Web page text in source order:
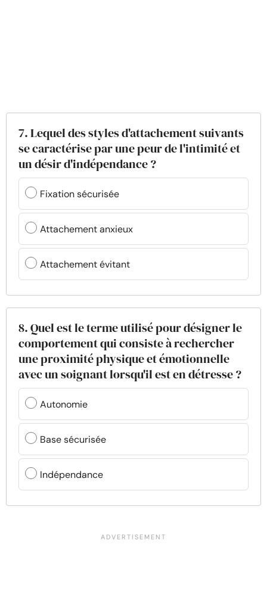
7. Lequel des styles d'attachement suivants
se caractérise par une peur de l'intimité et
un désir d'indépendance ?
Fixation sécurisée
Attachement anxieux
Attachement évitant
8. Quel est le terme utilisé pour désigner le
comportement qui consiste à rechercher
une proximité physique et émotionnelle
avec un soignant lorsqu'il est en détresse ?
Autonomie
Base sécurisée
Indépendance